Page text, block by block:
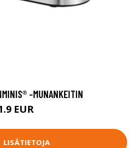
-MUNANKEITIN
EUR
LISÄTIETOJA